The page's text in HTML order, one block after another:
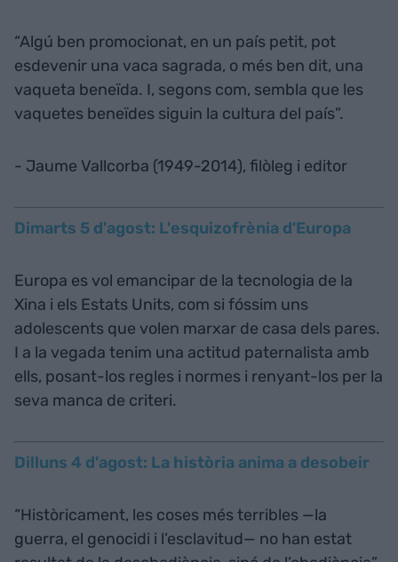
“Algú ben promocionat, en un país petit, pot
esdevenir una vaca sagrada, o més ben dit, una
vaqueta beneïda. I, segons com, sembla que les
vaquetes beneïdes siguin la cultura del país”.
- Jaume Vallcorba (1949-2014), filòleg i editor
Dimarts 5 d'agost: L'esquizofrènia d'Europa
Europa es vol emancipar de la tecnologia de la
Xina i els Estats Units, com si fóssim uns
adolescents que volen marxar de casa dels pares.
I a la vegada tenim una actitud paternalista amb
ells, posant-los regles i normes i renyant-los per la
seva manca de criteri.
Dilluns 4 d'agost: La història anima a desobeir
“Històricament, les coses més terribles —la
guerra, el genocidi i l’esclavitud— no han estat